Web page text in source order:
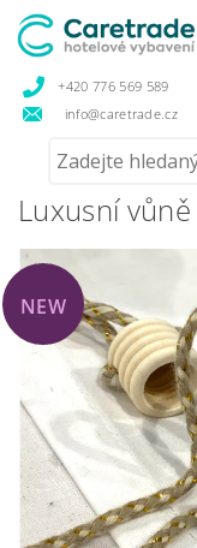
+420 776 569 589
info@caretrade.cz
Luxusní
NEW